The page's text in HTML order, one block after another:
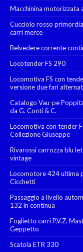
Macchinina motorizzata
Cucciolo rosso
carri merce
Belvedere corrente
Locotender FS 290
Locomotiva FS con
versione due fari
Catalogo Vau-pe
da G. Conti & C.
Locomotiva con tender
Collezione Giuseppe
Rivarossi carrozza blu
vintage
Locomotore 424 ultima
Cicchetti
Passaggio a livello
132 in continua
Foglietto carri P.V.Z.
Geppetto
Scatola ETR 330